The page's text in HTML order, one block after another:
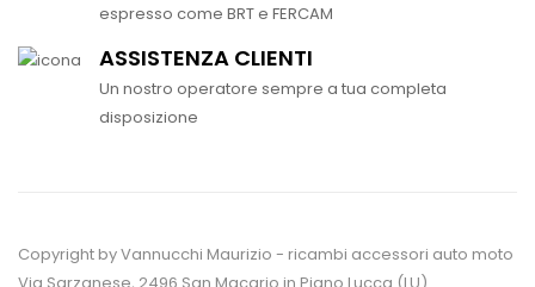
espresso come BRT e FERCAM
ASSISTENZA CLIENTI
Un nostro operatore sempre a tua completa
disposizione
Copyright by Vannucchi Maurizio - ricambi accessori auto moto
Via Sarzanese, 2496 San Macario in Piano Lucca (LU)